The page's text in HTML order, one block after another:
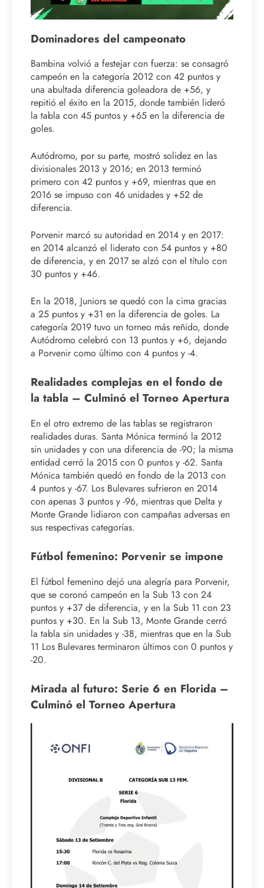
Dominadores del campeonato
Bambina volvió a festejar con fuerza: se consagró
campeón en la categoría 2012 con 42 puntos y
una abultada diferencia goleadora de +56, y
repitió el éxito en la 2015, donde también lideró
la tabla con 45 puntos y +65 en la diferencia de
goles.
Autódromo, por su parte, mostró solidez en las
divisionales 2013 y 2016; en 2013 terminó
primero con 42 puntos y +69, mientras que en
2016 se impuso con 46 unidades y +52 de
diferencia.
Porvenir marcó su autoridad en 2014 y en 2017:
en 2014 alcanzó el liderato con 54 puntos y +80
de diferencia, y en 2017 se alzó con el título con
30 puntos y +46.
En la 2018, Juniors se quedó con la cima gracias
a 25 puntos y +31 en la diferencia de goles. La
categoría 2019 tuvo un torneo más reñido, donde
Autódromo celebró con 13 puntos y +6, dejando
a Porvenir como último con 4 puntos y -4.
Realidades complejas en el fondo de
la tabla – Culminó el Torneo Apertura
En el otro extremo de las tablas se registraron
realidades duras. Santa Mónica terminó la 2012
sin unidades y con una diferencia de -90; la misma
entidad cerró la 2015 con 0 puntos y -62. Santa
Mónica también quedó en fondo de la 2013 con
4 puntos y -67. Los Bulevares sufrieron en 2014
con apenas 3 puntos y -96, mientras que Delta y
Monte Grande lidiaron con campañas adversas en
sus respectivas categorías.
Fútbol femenino: Porvenir se impone
El fútbol femenino dejó una alegría para Porvenir,
que se coronó campeón en la Sub 13 con 24
puntos y +37 de diferencia, y en la Sub 11 con 23
puntos y +30. En la Sub 13, Monte Grande cerró
la tabla sin unidades y -38, mientras que en la Sub
11 Los Bulevares terminaron últimos con 0 puntos y
-20.
Mirada al futuro: Serie 6 en Florida –
Culminó el Torneo Apertura